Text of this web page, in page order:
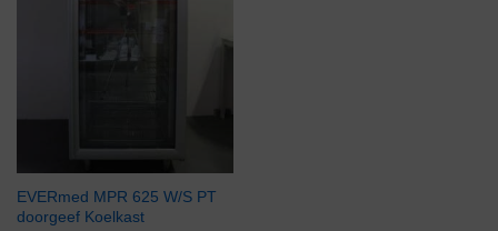
EVERmed MPR 625 W/S PT
doorgeef Koelkast